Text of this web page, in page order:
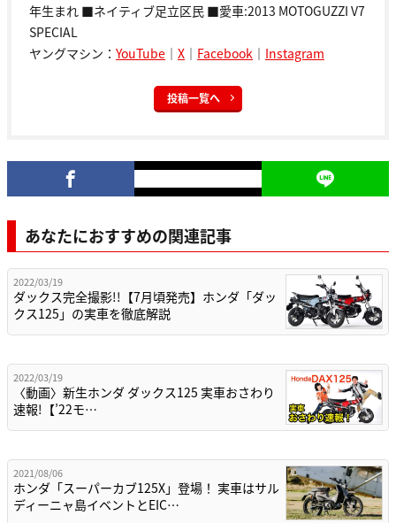
年生まれ ■ネイティブ足立区民 ■愛車:2013 MOTOGUZZI V7
SPECIAL
ヤングマシン： YouTube ｜ X ｜ Facebook ｜ Instagram
投稿一覧へ
あなたにおすすめの関連記事
2022/03/19
ダックス完全撮影!!【7月頃発売】ホンダ「ダッ
クス125」の実車を徹底解説
2022/03/19
〈動画〉新生ホンダ ダックス125 実車おさわり
速報!【’22モ…
2021/08/06
ホンダ「スーパーカブ125X」登場！ 実車はサル
ディーニャ島イベントとEIC…